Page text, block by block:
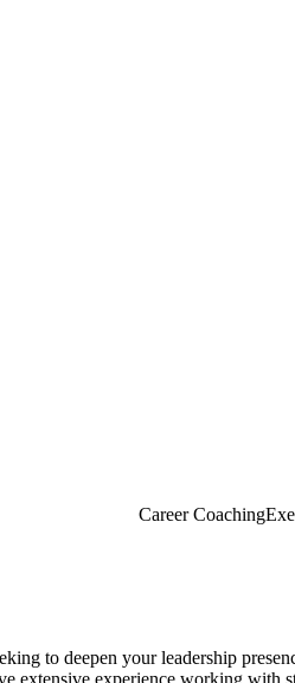
Career Coaching
to deepen your leadership
experience working with